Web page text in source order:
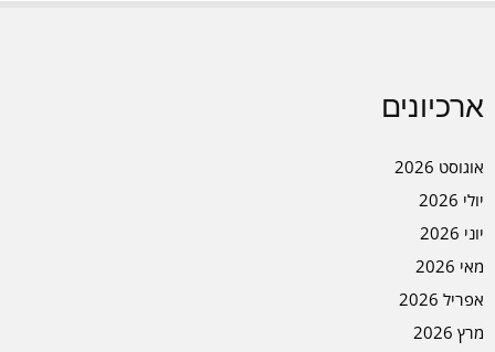
ארכיונים
אוגוסט 2026
יולי 2026
יוני 2026
מאי 2026
אפריל 2026
מרץ 2026